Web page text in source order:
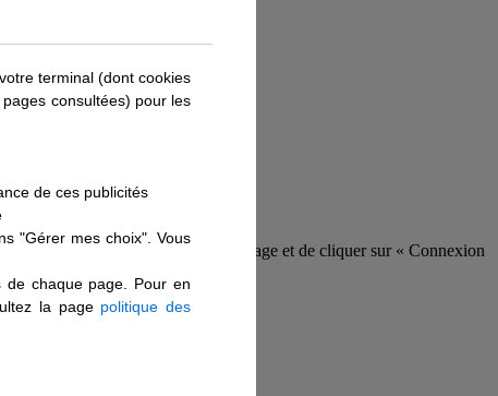
terminal (dont cookies
consultées) pour les
de ces publicités
"Gérer mes choix". Vous
chaque page. Pour en
la page politique des